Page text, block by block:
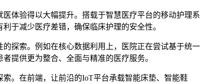
体验得以大幅提升。搭载于智慧医疗平台的移动护理系
于减少医疗差错，确保临床护理的安全性。
探索。例如在核心数据利用上，医院正在尝试基于统一
提供更为整合、全面与精准的医疗服务。
。在前端，让前沿的IoT平台承载智能床垫、智能鞋